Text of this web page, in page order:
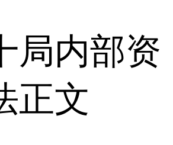
局内部资
正文